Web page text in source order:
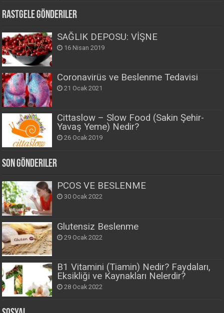
Rastgele Gönderiler
SAĞLIK DEPOSU: VİŞNE
16 Nisan 2019
Coronavirüs ve Beslenme Tedavisi
21 Ocak 2021
Cittaslow – Slow Food (Sakin Şehir-
Yavaş Yeme) Nedir?
26 Ocak 2019
Son Gönderiler
PCOS VE BESLENME
30 Ocak 2022
Glutensiz Beslenme
29 Ocak 2022
B1 Vitamini (Tiamin) Nedir? Faydaları,
Eksikliği ve Kaynakları Nelerdir?
28 Ocak 2022